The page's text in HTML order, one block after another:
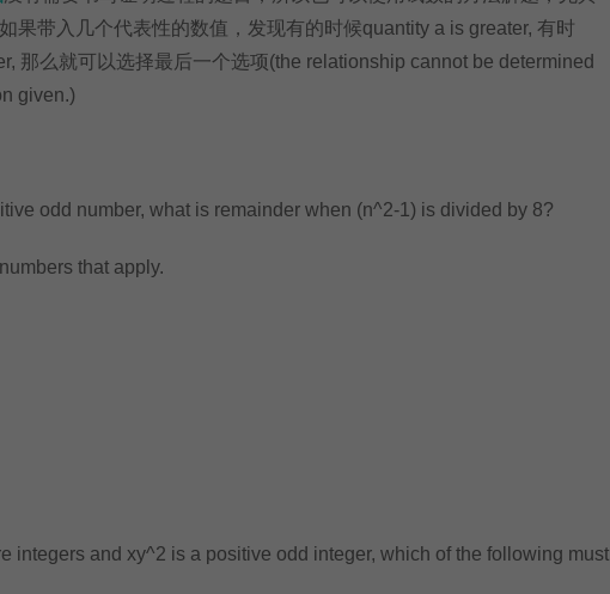
果带入几个代表性的数值，发现有的时候quantity a is greater, 有时
那么就可以选择最后一个选项(the relationship cannot be determined
given.)
odd number, what is remainder when (n^2-1) is divided by 8?
that apply.
and xy^2 is a positive odd integer, which of the following must